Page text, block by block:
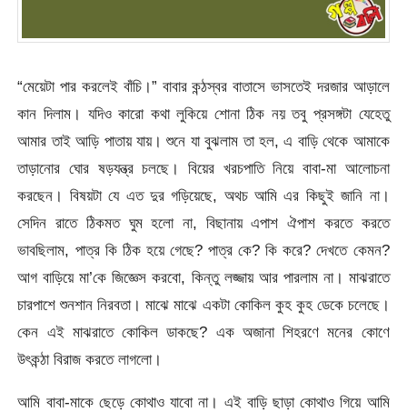
“মেয়েটা পার করলেই বাঁচি।” বাবার কন্ঠস্বর বাতাসে ভাসতেই দরজার আড়ালে
কান দিলাম। যদিও কারো কথা লুকিয়ে শোনা ঠিক নয় তবু প্রসঙ্গটা যেহেতু
আমার তাই আড়ি পাতায় যায়। শুনে যা বুঝলাম তা হল, এ বাড়ি থেকে আমাকে
তাড়ানোর ঘোর ষড়যন্ত্র চলছে। বিয়ের খরচপাতি নিয়ে বাবা-মা আলোচনা
করছেন। বিষয়টা যে এত দুর গড়িয়েছে, অথচ আমি এর কিছুই জানি না।
সেদিন রাতে ঠিকমত ঘুম হলো না, বিছানায় এপাশ ঐপাশ করতে করতে
ভাবছিলাম, পাত্র কি ঠিক হয়ে গেছে? পাত্র কে? কি করে? দেখতে কেমন?
আগ বাড়িয়ে মা’কে জিজ্ঞেস করবো, কিন্তু লজ্জায় আর পারলাম না। মাঝরাতে
চারপাশে শুনশান নিরবতা। মাঝে মাঝে একটা কোকিল কুহ কুহ ডেকে চলেছে।
কেন এই মাঝরাতে কোকিল ডাকছে? এক অজানা শিহরণে মনের কোণে
উৎকন্ঠা বিরাজ করতে লাগলো।
আমি বাবা-মাকে ছেড়ে কোথাও যাবো না। এই বাড়ি ছাড়া কোথাও গিয়ে আমি